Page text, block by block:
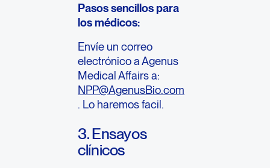
Pasos sencillos para
los médicos:
Envíe un correo
electrónico a Agenus
Medical Affairs a:
NPP@AgenusBio.com
. Lo haremos facil.
3. Ensayos
clínicos